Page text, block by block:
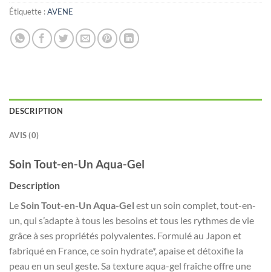
Étiquette :AVENE
DESCRIPTION
AVIS (0)
Soin Tout-en-Un Aqua-Gel
Description
LeSoin Tout-en-Un Aqua-Gel est un soin complet, tout-en-
un, qui s’adapte à tous les besoins et tous les rythmes de vie
grâce à ses propriétés polyvalentes. Formulé au Japon et
fabriqué en France, ce soin hydrate*, apaise et détoxifie la
peau en un seul geste. Sa texture aqua-gel fraîche offre une